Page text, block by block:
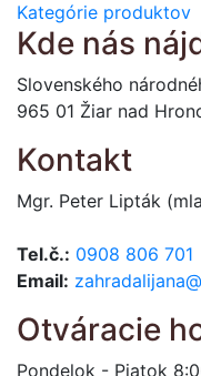
Kategórie produktov
Kde nás
Slovenského
965 01 Žiar nad
Kontakt
Mgr. Peter Lipták
Tel.č.: 0908 806 701
Email:
Otváracie
Pondelok - Piatok